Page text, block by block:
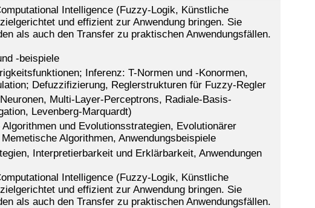
Intelligence (Fuzzy-Logik, Künstliche
und effizient zur Anwendung bringen. Sie
als auch den Transfer zu praktischen Anwendungsfällen.
-beispiele
Inferenz: T-Normen und -Konormen,
Defuzzifizierung, Reglerstrukturen für Fuzzy-Regler
Multi-Layer-Perceptrons, Radiale-Basis-
Levenberg-Marquardt)
und Evolutionsstrategien, Evolutionärer
Algorithmen, Anwendungsbeispiele
Interpretierbarkeit und Erklärbarkeit, Anwendungen
Intelligence (Fuzzy-Logik, Künstliche
und effizient zur Anwendung bringen. Sie
als auch den Transfer zu praktischen Anwendungsfällen.